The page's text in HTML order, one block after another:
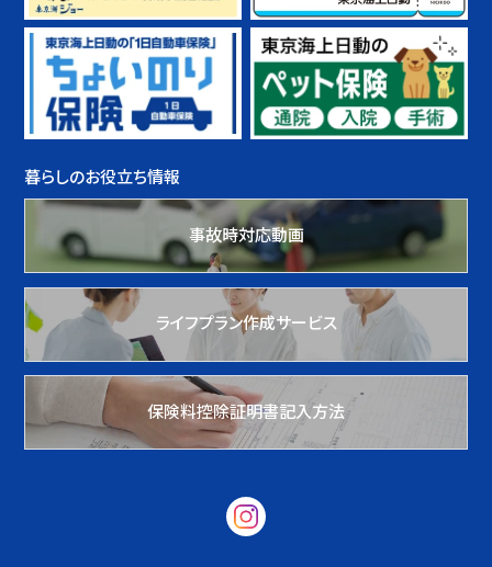
暮らしのお役立ち情報
事故時対応動画
ライフプラン作成サービス
保険料控除証明書記入方法